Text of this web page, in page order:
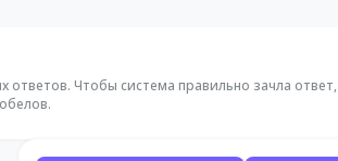
ответов. Чтобы система правильно зачла ответ,